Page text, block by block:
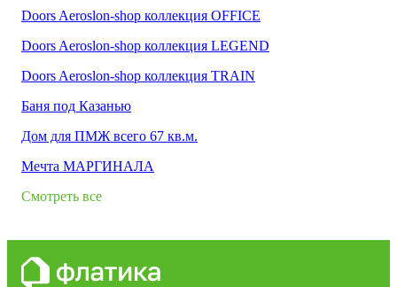
Doors Aeroslon-shop коллекция OFFICE
Doors Aeroslon-shop коллекция LEGEND
Doors Aeroslon-shop коллекция TRAIN
Баня под Казанью
Дом для ПМЖ всего 67 кв.м.
Мечта МАРГИНАЛА
Смотреть все